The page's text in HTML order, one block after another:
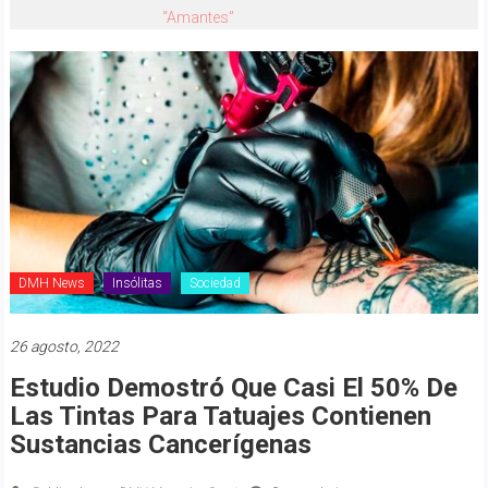
“Amantes”
DMH News Insólitas Sociedad
26 agosto, 2022
Estudio Demostró Que Casi El 50% De
Las Tintas Para Tatuajes Contienen
Sustancias Cancerígenas